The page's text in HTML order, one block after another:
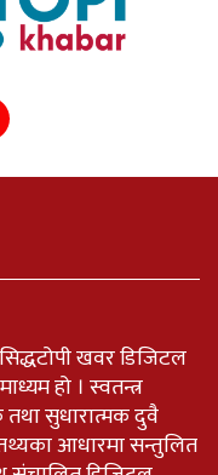
सिद्धटोपी खवर डिजिटल
हो । स्वतन्त्र
तथा सुधारात्मक दुवै
आधारमा सन्तुलित